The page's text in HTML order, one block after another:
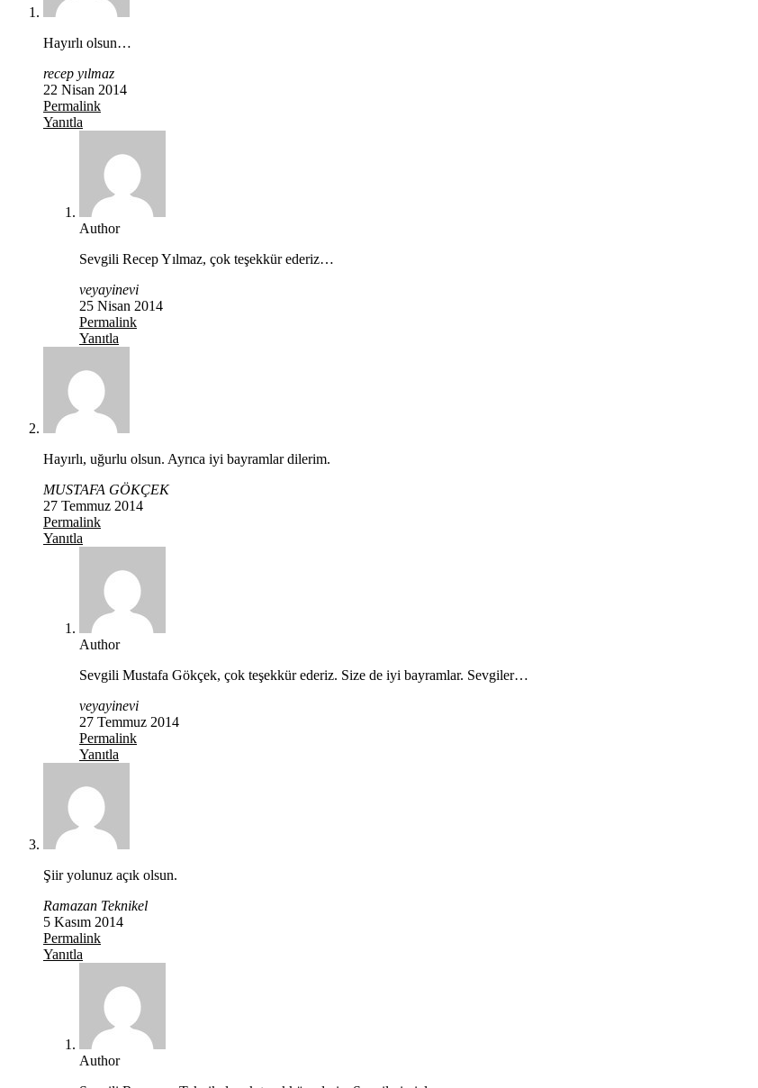
Hayırlı olsun…
recep yılmaz
22 Nisan 2014
Permalink
Yanıtla
Author
Sevgili Recep Yılmaz, çok teşekkür ederiz…
veyayinevi
25 Nisan 2014
Permalink
Yanıtla
Hayırlı, uğurlu olsun. Ayrıca iyi bayramlar dilerim.
MUSTAFA GÖKÇEK
27 Temmuz 2014
Permalink
Yanıtla
Author
Sevgili Mustafa Gökçek, çok teşekkür ederiz. Size de iyi bayramlar. Sevgiler…
veyayinevi
27 Temmuz 2014
Permalink
Yanıtla
Şiir yolunuz açık olsun.
Ramazan Teknikel
5 Kasım 2014
Permalink
Yanıtla
Author